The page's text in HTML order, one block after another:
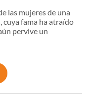
las mujeres de una
cuya fama ha atraído
pervive un